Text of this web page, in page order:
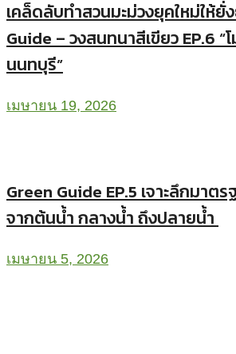
เคล็ดลับทำสวนมะม่วงยุคใหม่ให้ยั่
Guide – วงสนทนาสีเขียว EP.6 “
นนทบุรี”
เมษายน 19, 2026
Green Guide EP.5 เจาะลึกมาตร
จากต้นน้ำ กลางน้ำ ถึงปลายน้ำ
เมษายน 5, 2026